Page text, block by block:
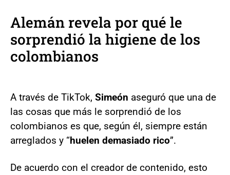
Alemán revela por qué le
sorprendió la higiene de los
colombianos
A través de TikTok, Simeón aseguró que una de
las cosas que más le sorprendió de los
colombianos es que, según él, siempre están
arreglados y “huelen demasiado rico”.
De acuerdo con el creador de contenido, esto